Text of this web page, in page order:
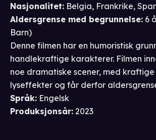
Nasjonalitet: Belgia, Frankrike,
Aldersgrense med begrunnelse: 6
Barn)
Denne filmen har en humoristisk
handlekraftige karakterer. Filmen
noe dramatiske scener, med
lyseffekter og får derfor
Språk: Engelsk
Produksjonsår: 2023